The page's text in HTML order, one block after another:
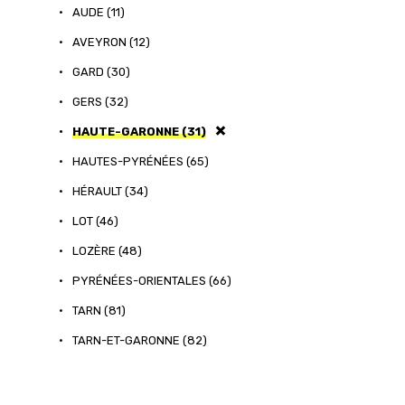
• AUDE (11)
• AVEYRON (12)
• GARD (30)
• GERS (32)
• HAUTE-GARONNE (31)
• HAUTES-PYRÉNÉES (65)
• HÉRAULT (34)
• LOT (46)
• LOZÈRE (48)
• PYRÉNÉES-ORIENTALES (66)
• TARN (81)
• TARN-ET-GARONNE (82)